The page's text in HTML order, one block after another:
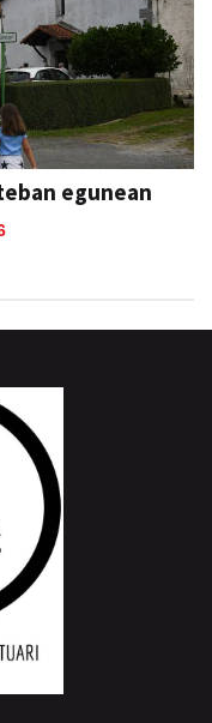
egunean